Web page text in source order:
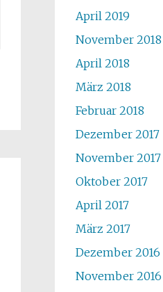
April 2019
November 2018
April 2018
März 2018
Februar 2018
Dezember 2017
November 2017
Oktober 2017
April 2017
März 2017
Dezember 2016
November 2016